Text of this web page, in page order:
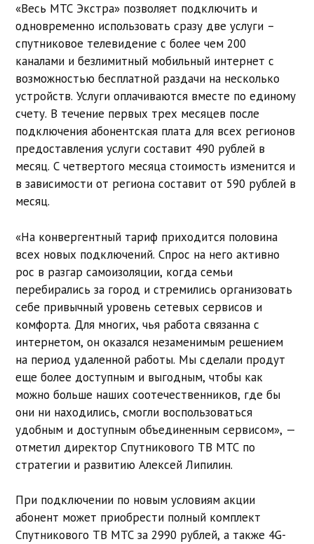
«Весь МТС Экстра» позволяет подключить и
одновременно использовать сразу две услуги –
спутниковое телевидение с более чем 200
каналами и безлимитный мобильный интернет с
возможностью бесплатной раздачи на несколько
устройств. Услуги оплачиваются вместе по единому
счету. В течение первых трех месяцев после
подключения абонентская плата для всех регионов
предоставления услуги составит 490 рублей в
месяц. С четвертого месяца стоимость изменится и
в зависимости от региона составит от 590 рублей в
месяц.
«На конвергентный тариф приходится половина
всех новых подключений. Спрос на него активно
рос в разгар самоизоляции, когда семьи
перебирались за город и стремились организовать
себе привычный уровень сетевых сервисов и
комфорта. Для многих, чья работа связанна с
интернетом, он оказался незаменимым решением
на период удаленной работы. Мы сделали продут
еще более доступным и выгодным, чтобы как
можно больше наших соотечественников, где бы
они ни находились, смогли воспользоваться
удобным и доступным объединенным сервисом», —
отметил директор Спутникового ТВ МТС по
стратегии и развитию Алексей Липилин.
При подключении по новым условиям акции
абонент может приобрести полный комплект
Спутникового ТВ МТС за 2990 рублей, а также 4G-